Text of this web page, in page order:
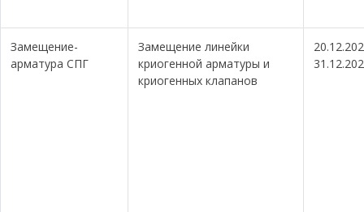
Замещение-
арматура СПГ
Замещение линейки
криогенной арматуры и
криогенных клапанов